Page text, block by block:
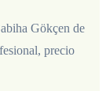
Gökçen de
precio